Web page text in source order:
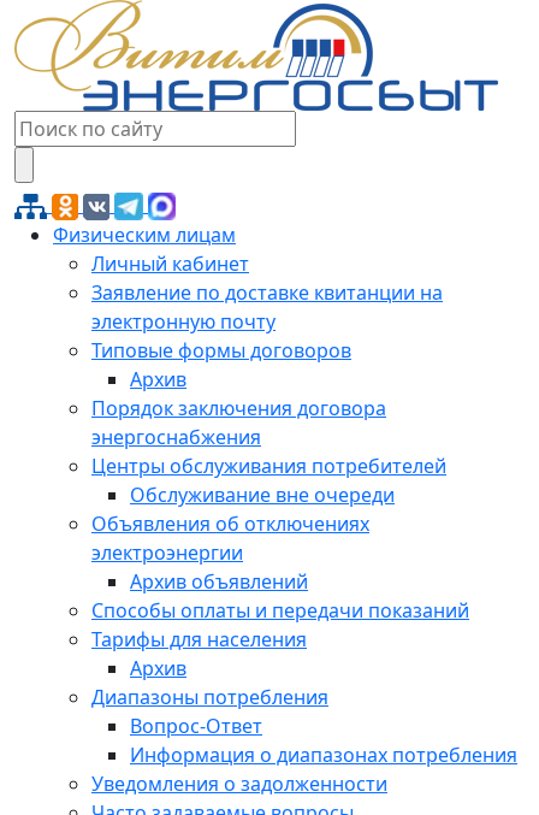
Физическим лицам
Личный кабинет
Заявление по доставке квитанции на
электронную почту
Типовые формы договоров
Архив
Порядок заключения договора
энергоснабжения
Центры обслуживания потребителей
Обслуживание вне очереди
Объявления об отключениях
электроэнергии
Архив объявлений
Способы оплаты и передачи показаний
Тарифы для населения
Архив
Диапазоны потребления
Вопрос-Ответ
Информация о диапазонах потребления
Уведомления о задолженности